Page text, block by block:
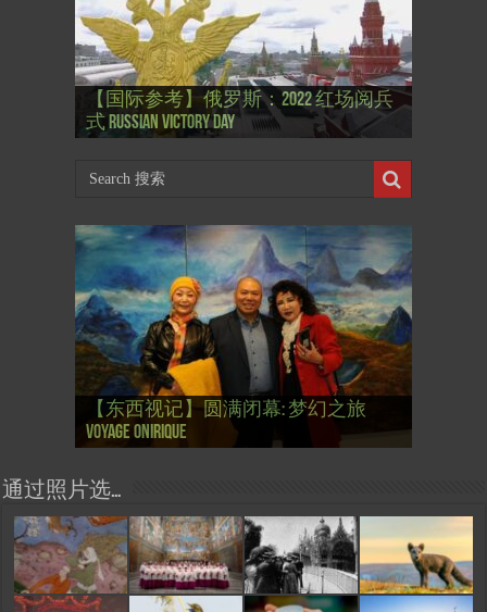
【国际参考】俄罗斯：2022 红场阅兵
式 Russian Victory Day
【国际参考】”戏剧性“服装设计师
Thierry Mugler 蒂埃里.穆勒 去世, 享年 73
岁
【国际参考】海湖庄园: Xi & Trump 内幕
Mar-a-Lago leak
【东西视记】1937年的毕加索, 海明威,
肯尼迪 1937 – La fin de l’innocence (2/2)
【东西视记】1937年的毕加索, 海明威,
肯尼迪 1937 – La fin de l’innocence (1/2)
【东西视记】1961年4月12日 尤里·加加
林 成为第一“太空人”
【东西视记】圆满闭幕: 梦幻之旅
Voyage onirique
【东西视记】开幕：唐恽鉎 Michel
Tong, 梦幻之旅 Voyage onirique
【东西视记】展讯：唐恽鉎 Michel
Tong, 梦幻之旅 Voyage onirique
【跨年晚会】祝各位 佳年快乐 Bonne
année 2023, Le feu d’artifice de Paris
【一画一故事】唐恽鉎 Michel Tong One
Painting One Story
【一画一故事】林象元 Lin XiangYuan One
Painting One Story
【国际参考】芭蕾舞: 天鹅湖 乌克兰
大剧院版 Le lac des cygnes – Opéra national
d’Ukraine
【国际参考】巴黎政府举行“新年晚
会” Soirée musicale à la mairie du 13e le 8
Février
【国际参考】巴黎“艺术之都”展将于2
月12日揭幕 Art Capital s’ouvre le 12 Février
【东西视记】法国电影: “中国人占领
巴黎”，一种法国幽默与“预言” Les
chinois à Paris de J.Yanne
【东西视记】时装秀：巴黎时装界
的“顽童”与“不屈者” John Galliano le
surdoué de la mode
【东西视记】法国“复兴会”式【艺术
桥展】 Expo. que “RENAISSANCE” aurait pu
organiser
通过照片选…